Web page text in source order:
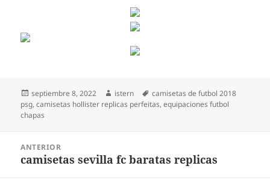
Publicado
el
septiembre 8, 2022 Autor
istern Etiquetas
camisetas de futbol 2018
psg,camisetas hollister replicas perfeitas,equipaciones futbol
chapas
entradas
ANTERIOR
Entrada
camisetas sevilla fc baratas replicas